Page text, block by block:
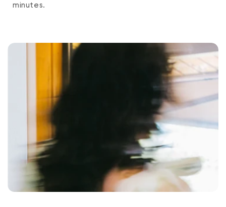
minutes.